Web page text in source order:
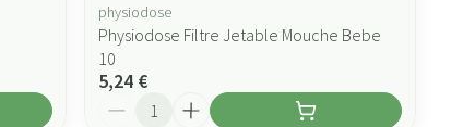
physiodose
Physiodose Filtre Jetable Mouche Bebe
10
5,24 €
Quantité